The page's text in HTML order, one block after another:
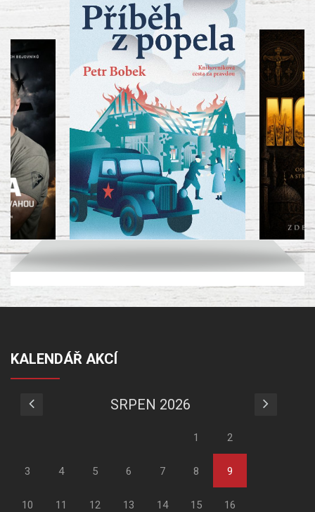
KALENDÁŘ AKCÍ
SRPEN 2026
1 2
3 4 5 6 7 8 9
10 11 12 13 14 15 16